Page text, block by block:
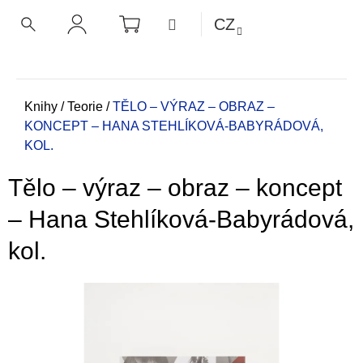
NÁKUPNÍ
KOŠÍK MENUCZ
Domů
Knihy / Teorie / TĚLO – VÝRAZ – OBRAZ –
KONCEPT – HANA STEHLÍKOVÁ-BABYRÁDOVÁ,
KOL.
Tělo – výraz – obraz – koncept
– Hana Stehlíková-Babyrádová,
kol.
ZPĚT
ZPĚT
o
p
o
ř
e
u